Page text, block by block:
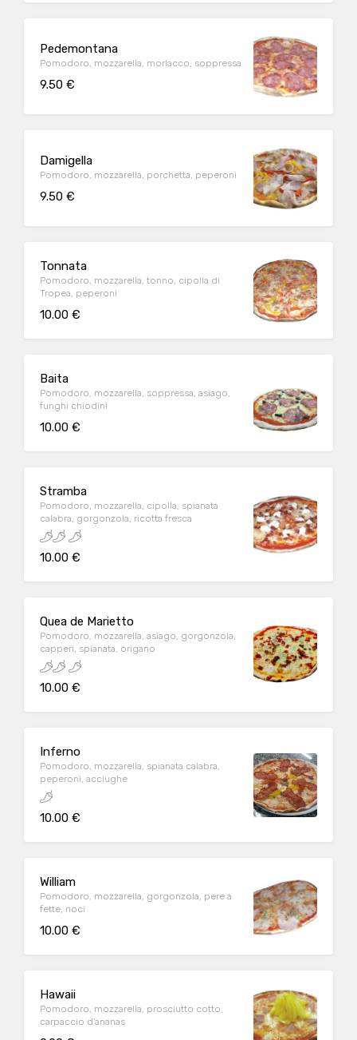
Pedemontana
Pomodoro, mozzarella, morlacco, soppressa
9.50 €
Damigella
Pomodoro, mozzarella, porchetta, peperoni
9.50 €
Tonnata
Pomodoro, mozzarella, tonno, cipolla di
Tropea, peperoni
10.00 €
Baita
Pomodoro, mozzarella, soppressa, asiago,
funghi chiodini
10.00 €
Stramba
Pomodoro, mozzarella, cipolla, spianata
calabra, gorgonzola, ricotta fresca
10.00 €
Quea de Marietto
Pomodoro, mozzarella, asiago, gorgonzola,
capperi, spianata, origano
10.00 €
Inferno
Pomodoro, mozzarella, spianata calabra,
peperoni, acciughe
10.00 €
William
Pomodoro, mozzarella, gorgonzola, pere a
fette, noci
10.00 €
Hawaii
Pomodoro, mozzarella, prosciutto cotto,
carpaccio d'ananas